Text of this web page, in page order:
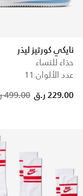
نايكي كورتيز ليذر
حذاء للنساء
عدد الألوان 11
from499.00 ر.ق 229.00 ر.ق